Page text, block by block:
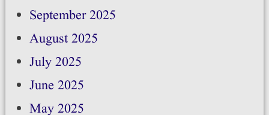
September 2025
August 2025
July 2025
June 2025
May 2025